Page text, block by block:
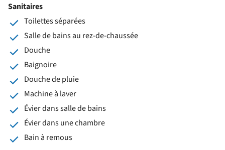
Sanitaires
Toilettes séparées
Salle de bains au rez-de-chaussée
Douche
Baignoire
Douche de pluie
Machine à laver
Évier dans salle de bains
Évier dans une chambre
Bain à remous